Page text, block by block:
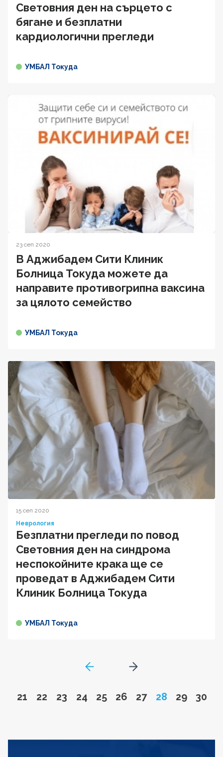
Световния ден на сърцето с
бягане и безплатни
кардиологични прегледи
УМБАЛ Токуда
23 сеп 2020
В Аджибадем Сити Клиник
Болница Токуда можете да
направите противогрипна ваксина
за цялото семейство
УМБАЛ Токуда
15 сеп 2020
Неврология
Безплатни прегледи по повод
Световния ден на синдрома
неспокойните крака ще се
проведат в Аджибадем Сити
Клиник Болница Токуда
УМБАЛ Токуда
GoToPreviousPage
Go to page
21 Go to page
22 Go to page
23 Go to page
24 Go to page
25 Go to page
26 Go to page
27 Page
28 Go to
29 Go
30
Go to next page